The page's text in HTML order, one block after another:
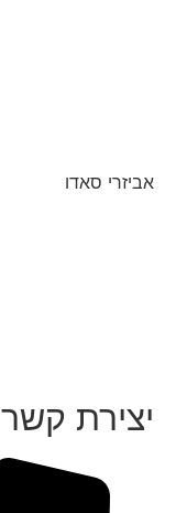
אביזרי סאדו
יצירת קשר